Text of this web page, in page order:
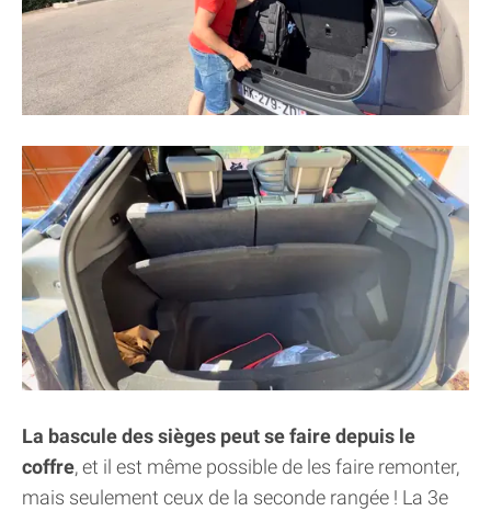
La bascule des sièges peut se faire depuis le
coffre, et il est même possible de les faire remonter,
mais seulement ceux de la seconde rangée ! La 3e